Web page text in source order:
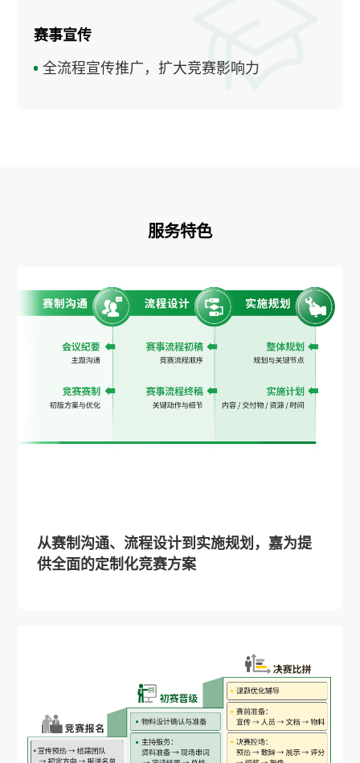
赛事宣传
全流程宣传推广，扩大竞赛影响力
服务特色
从赛制沟通、流程设计到实施规划，嘉为提
供全面的定制化竞赛方案